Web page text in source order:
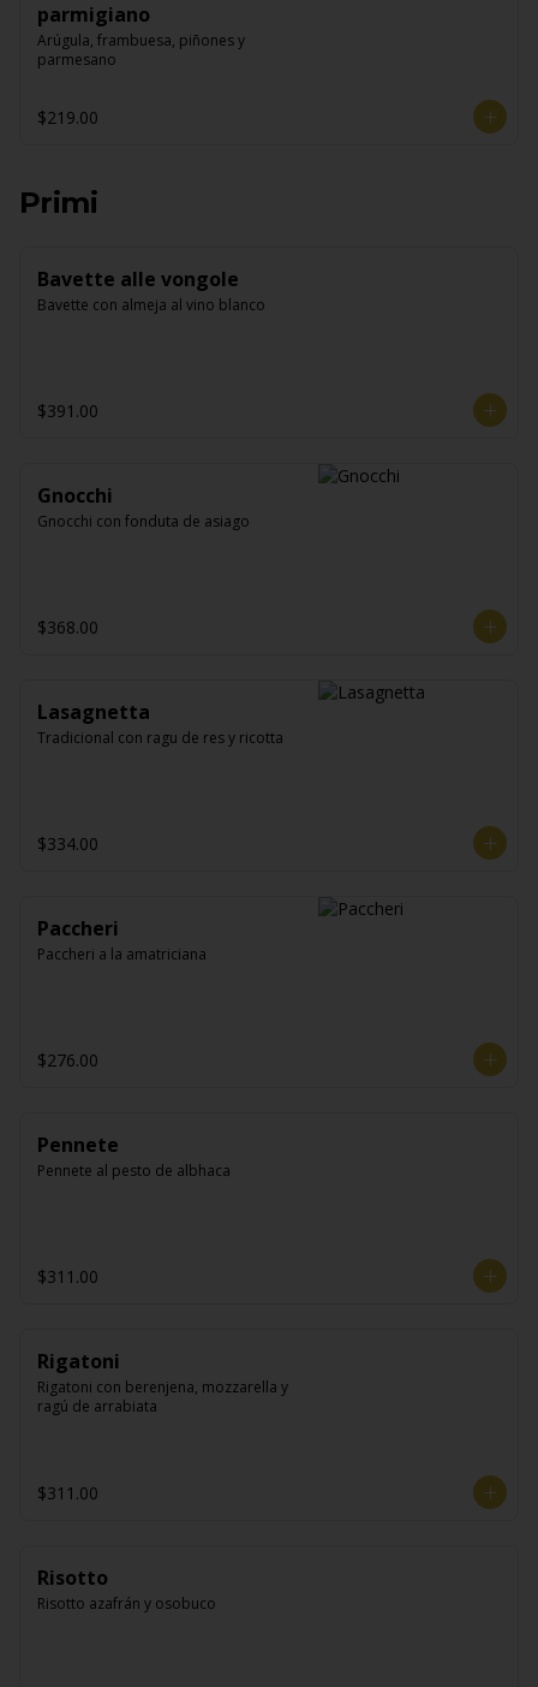
parmigiano
Arúgula, frambuesa, piñones y
parmesano
$219.00
Primi
Bavette alle vongole
Bavette con almeja al vino blanco
$391.00
Gnocchi
Gnocchi con fonduta de asiago
$368.00
Lasagnetta
Tradicional con ragu de res y ricotta
$334.00
Paccheri
Paccheri a la amatriciana
$276.00
Pennete
Pennete al pesto de albhaca
$311.00
Rigatoni
Rigatoni con berenjena, mozzarella y
ragú de arrabiata
$311.00
Risotto
Risotto azafrán y osobuco